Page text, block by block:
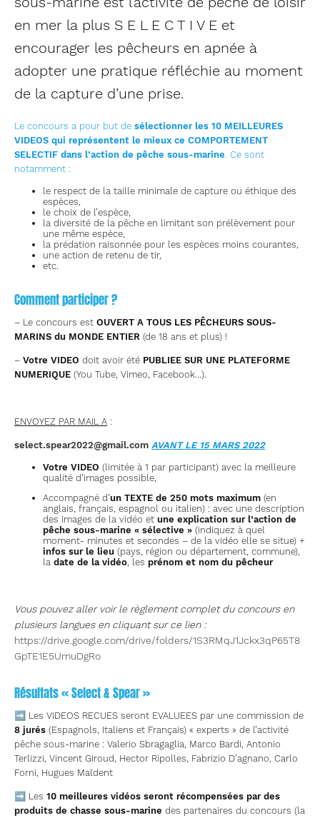
en mer la plus S E L E C T I V E et
encourager les pêcheurs en apnée à
adopter une pratique réfléchie au moment
de la capture d’une prise.
Le concours a pour but de sélectionner les 10 MEILLEURES
VIDEOS qui représentent le mieux ce COMPORTEMENT
SELECTIF dans l’action de pêche sous-marine. Ce sont
notamment :
le respect de la taille minimale de capture ou éthique des
espèces,
le choix de l’espèce,
la diversité de la pêche en limitant son prélèvement pour
une même espèce,
la prédation raisonnée pour les espèces moins courantes,
une action de retenu de tir,
etc.
Comment participer ?
– Le concours est OUVERT A TOUS LES PÊCHEURS SOUS-
MARINS du MONDE ENTIER (de 18 ans et plus) !
– Votre VIDEO doit avoir été PUBLIEE SUR UNE PLATEFORME
NUMERIQUE (You Tube, Vimeo, Facebook…).
ENVOYEZ PAR MAIL A :
select.spear2022@gmail.com AVANT LE 15 MARS 2022
Votre VIDEO (limitée à 1 par participant) avec la meilleure
qualité d’images possible,
Accompagné d’un TEXTE de 250 mots maximum (en
anglais, français, espagnol ou italien) : avec une description
des images de la vidéo et une explication sur l’action de
pêche sous-marine « sélective » (indiquez à quel
moment- minutes et secondes – de la vidéo elle se situe) +
infos sur le lieu (pays, région ou département, commune),
la date de la vidéo, les prénom et nom du pêcheur
Vous pouvez aller voir le règlement complet du concours en
plusieurs langues en cliquant sur ce lien :
https://drive.google.com/drive/folders/1S3RMqJ1Jckx3qP65T8
GpTE1E5UmuDgRo
Résultats « Select & Spear »
➡ Les VIDEOS RECUES seront EVALUEES par une commission de
8 jurés (Espagnols, Italiens et Français) « experts » de l’activité
pêche sous-marine : Valerio Sbragaglia, Marco Bardi, Antonio
Terlizzi, Vincent Giroud, Hector Ripolles, Fabrizio D’agnano, Carlo
Forni, Hugues Maldent
➡ Les 10 meilleures vidéos seront récompensées par des
produits de chasse sous-marine des partenaires du concours (la